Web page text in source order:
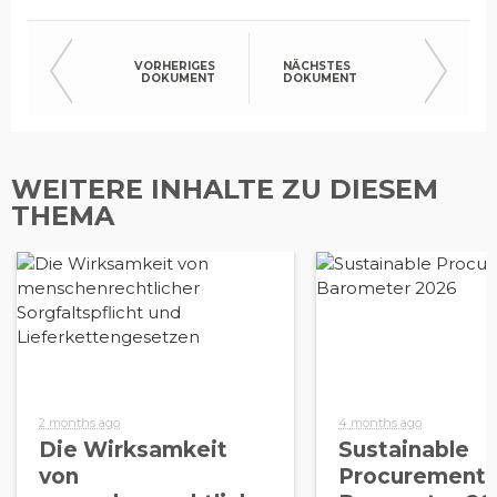
VORHERIGES
DOKUMENT
NÄCHSTES
DOKUMENT
WEITERE INHALTE ZU DIESEM
THEMA
2 months ago
Die Wirksamkeit
von
4 months ago
Sustainable
Procurement